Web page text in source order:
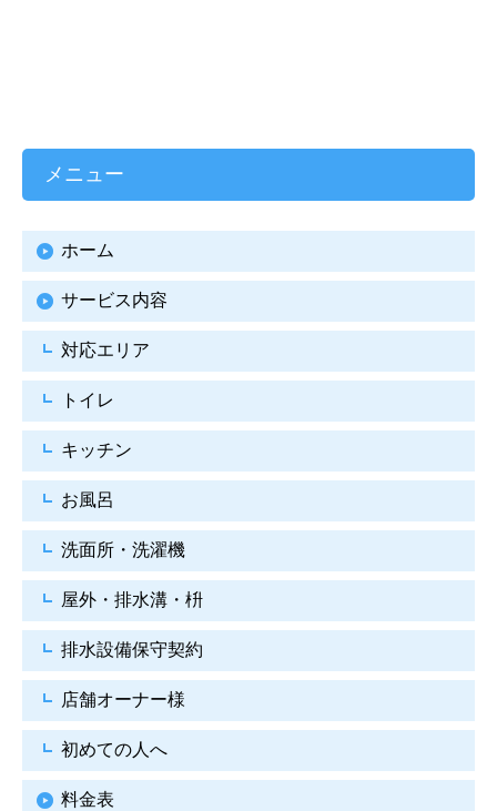
メニュー
ホーム
サービス内容
対応エリア
トイレ
キッチン
お風呂
洗面所・洗濯機
屋外・排水溝・枡
排水設備保守契約
店舗オーナー様
初めての人へ
料金表